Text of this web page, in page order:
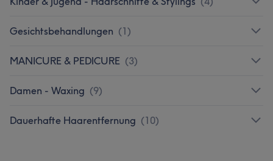
Gesichtsbehandlungen (1)
MANICURE & PEDICURE (3)
Damen - Waxing (9)
Dauerhafte Haarentfernung (10)